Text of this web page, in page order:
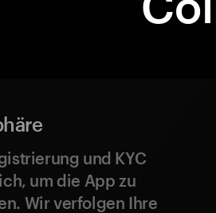
und KYC
um die App zu
Wir verfolgen Ihre